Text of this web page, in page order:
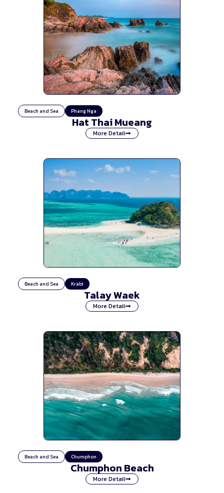
Beach and Sea Phang Nga
Hat Thai Mueang
More Detail
Beach and Sea Krabi
Talay Waek
More Detail
Beach and Sea Chumphon
Chumphon Beach
More Detail